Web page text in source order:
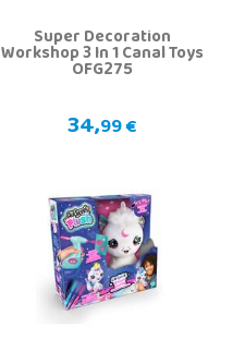
Super Decoration
Workshop 3 In 1 Canal Toys
OFG275
34,99 €